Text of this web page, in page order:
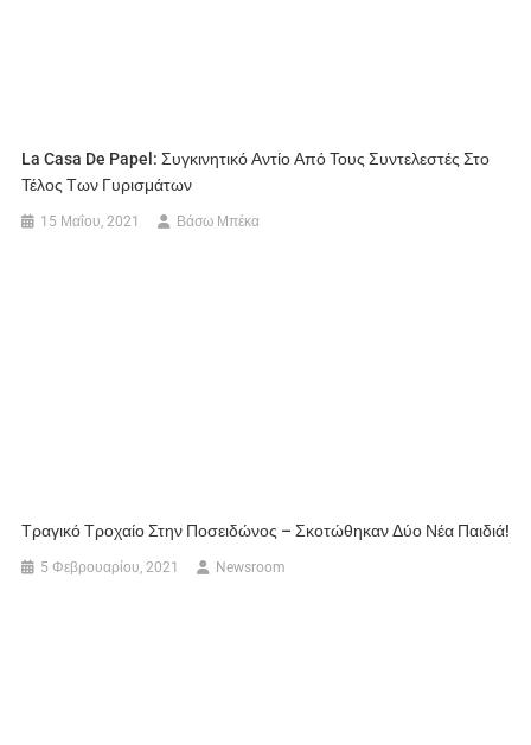
La Casa De Papel: Συγκινητικό Αντίο Από Τους Συντελεστές Στο
Τέλος Των Γυρισμάτων
15 Μαΐου, 2021 Βάσω Μπέκα
Τραγικό Τροχαίο Στην Ποσειδώνος – Σκοτώθηκαν Δύο Νέα Παιδιά!
5 Φεβρουαρίου, 2021 Newsroom